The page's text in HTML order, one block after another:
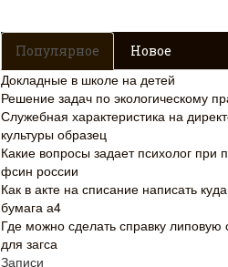
Популярное Новое
Докладные в школе на детей
Решение задач по экологическому
Служебная характеристика на
культуры образец
Какие вопросы задает психолог при
фсин россии
Как в акте на списание написать
бумага а4
Где можно сделать справку липовую
для загса
Записи